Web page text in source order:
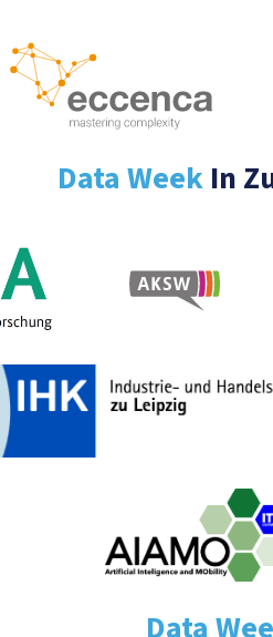
Data Week In
Data